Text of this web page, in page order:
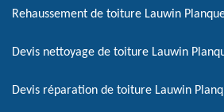
Rehaussement de toiture Lauwin
Devis nettoyage de toiture Lauwin
Devis réparation de toiture Lauwin